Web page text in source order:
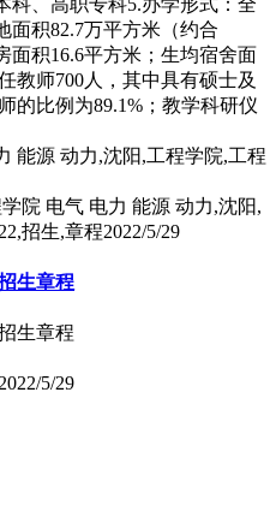
面积82.7万平方米（约合
面积16.6平方米；生均宿舍面
教师700人，其中具有硕士及
的比例为89.1%；教学科研仪
院 电气 电力 能源 动力,沈阳,
招生,章程2022/5/29
生章程
生章程
2022/5/29